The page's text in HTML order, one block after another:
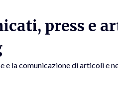
press e
e la comunicazione di articoli e